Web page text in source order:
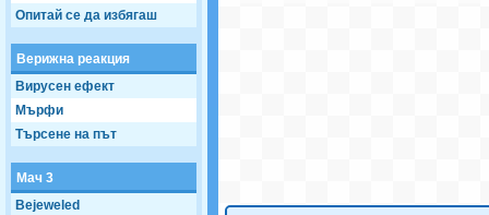
Опитай се да избягаш
Верижна реакция
Вирусен ефект
Мърфи
Търсене на път
Мач 3
Bejeweled